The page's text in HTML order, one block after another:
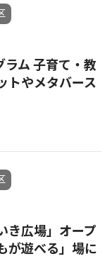
ム 子育て・教
トやメタバース
き広場」オープ
が遊べる」場に